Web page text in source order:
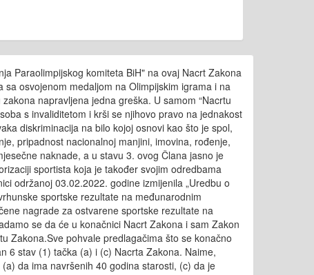
Paraolimpijskog komiteta BiH" na ovaj Nacrt Zakona
osvojenom medaljom na Olimpijskim igrama i na
napravljena jedna greška. U samom “Nacrtu
s invaliditetom i krši se njihovo pravo na jednakost
diskriminacija na bilo kojoj osnovi kao što je spol,
pripadnost nacionalnoj manjini, imovina, rođenje,
naknade, a u stavu 3. ovog Člana jasno je
sportista koja je također svojim odredbama
održanoj 03.02.2022. godine izmijenila „Uredbu o
sportske rezultate na međunarodnim
nagrade za ostvarene sportske rezultate na
se da će u konačnici Nacrt Zakona i sam Zakon
Zakona.Sve pohvale predlagačima što se konačno
6 stav (1) tačka (a) i (c) Nacrta Zakona. Naime,
da ima navršenih 40 godina starosti, (c) da je